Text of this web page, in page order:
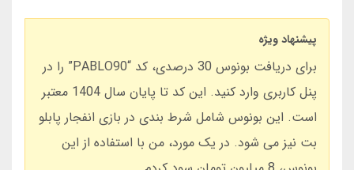
پیشنهاد ویژه
برای دریافت بونوس 30 درصدی، کد “PABLO90” را در
پنل کاربری وارد کنید. این کد تا پایان سال 1404 معتبر
است. این بونوس شامل شرط بندی در بازی انفجار پابلو
بت نیز می شود. در یک مورد، من با استفاده از این